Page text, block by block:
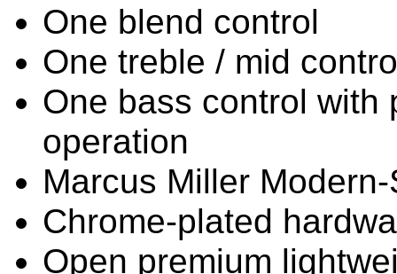
One blend control
One treble / mid
One bass control with
operation
Marcus Miller
Chrome-plated
Open premium